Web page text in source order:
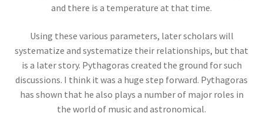
【B・K OM, GCVO, PC, PRS, PRSE】
ウィーン大学（Universität Wien)
and there is a temperature at that time.
Using these various parameters, later scholars will
systematize and systematize their relationships, but that
is a later story. Pythagoras created the ground for such
discussions. I think it was a huge step forward. Pythagoras
has shown that he also plays a number of major roles in
the world of music and astronomical.